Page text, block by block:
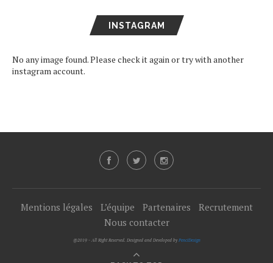
INSTAGRAM
No any image found. Please check it again or try with another
instagram account.
Mentions légales L’équipe Partenaires
Recrutement
Nous contacter
@2019 - All Right Reserved. Designed and Developed by PenciDesign